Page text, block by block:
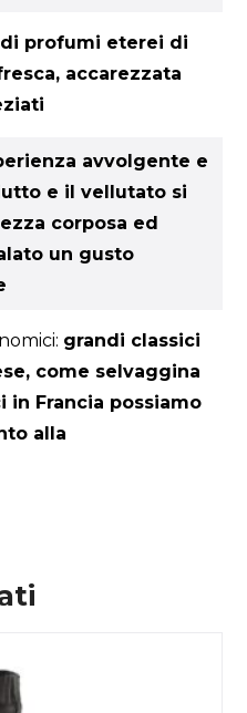
profumi eterei di
accarezzata
avvolgente e
e il vellutato si
corposa ed
un gusto
grandi classici
come selvaggina
in Francia possiamo
alla